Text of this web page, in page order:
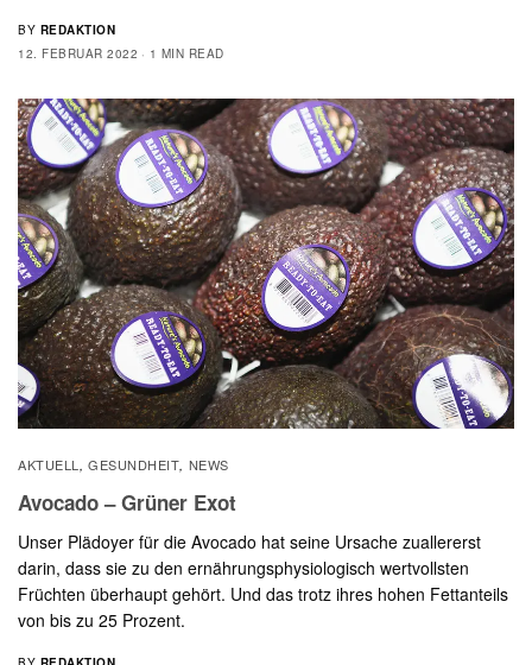
BY REDAKTION
12. FEBRUAR 2022
1 MIN READ
AKTUELL, GESUNDHEIT, NEWS
Avocado – Grüner Exot
Unser Plädoyer für die Avocado hat seine Ursache zuallererst
darin, dass sie zu den ernährungsphysiologisch wertvollsten
Früchten überhaupt gehört. Und das trotz ihres hohen Fettanteils
von bis zu 25 Prozent.